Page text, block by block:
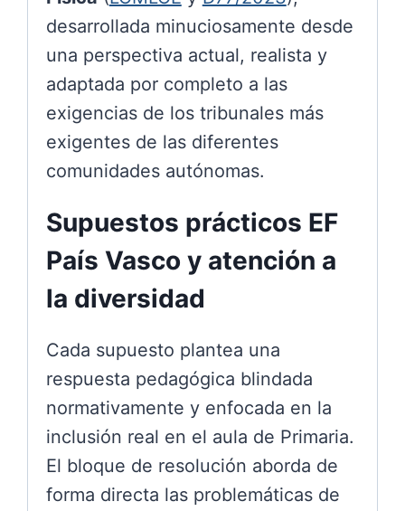
desarrollada minuciosamente desde
una perspectiva actual, realista y
adaptada por completo a las
exigencias de los tribunales más
exigentes de las diferentes
comunidades autónomas.
Supuestos prácticos EF
País Vasco y atención a
la diversidad
Cada supuesto plantea una
respuesta pedagógica blindada
normativamente y enfocada en la
inclusión real en el aula de Primaria.
El bloque de resolución aborda de
forma directa las problemáticas de